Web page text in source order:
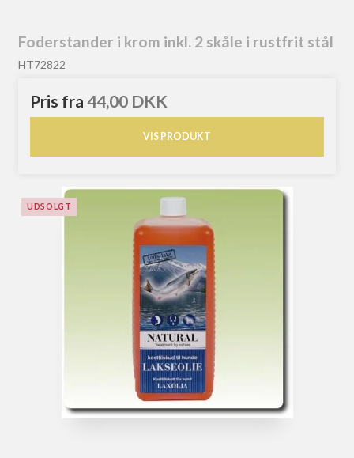
Foderstander i krom inkl. 2 skåle i rustfrit stål
HT72822
Pris fra44,00 DKK
VIS PRODUKT
UDSOLGT